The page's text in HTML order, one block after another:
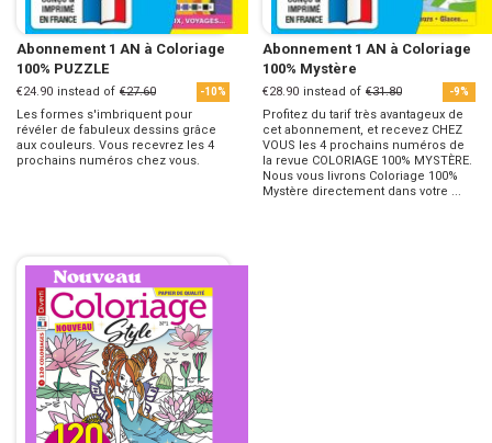
Abonnement 1 AN à Coloriage
100% PUZZLE
€24.90 instead of €27.60 -10%
Les formes s'imbriquent pour
révéler de fabuleux dessins grâce
aux couleurs. Vous recevrez les 4
prochains numéros chez vous.
Abonnement 1 AN à Coloriage
100% Mystère
€28.90 instead of €31.80 -9%
Profitez du tarif très avantageux de
cet abonnement, et recevez CHEZ
VOUS les 4 prochains numéros de
la revue COLORIAGE 100% MYSTÈRE.
Nous vous livrons Coloriage 100%
Mystère directement dans votre ...